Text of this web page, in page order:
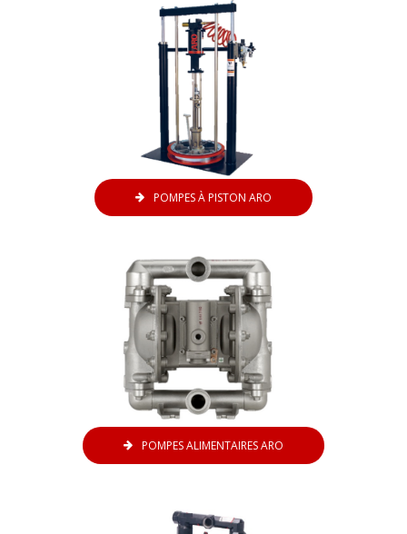
POMPES À PISTON ARO
POMPES ALIMENTAIRES ARO